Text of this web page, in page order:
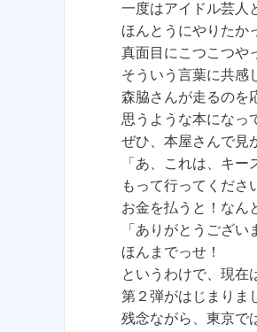
一度はアイドル芸人
ほんとうにやりたか
真面目にこつこつや
そういう言葉に共感
森脇さんが走るのを
思うような本になっ
ぜひ、本屋さんで見
「あ、これは、キ
もって行ってくださ
お金を払うと！なん
「ありがとうござい
ほんまでっせ！
というわけで、現在
第２弾がはじまりま
残念ながら、東京で